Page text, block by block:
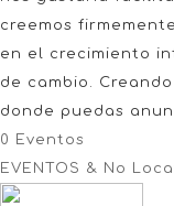
creemos
en el crecimiento
de cambio.
donde puedas
0 Eventos
EVENTOS & No